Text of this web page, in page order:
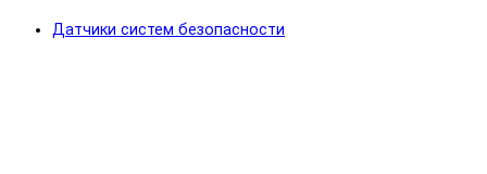
Датчики систем безопасности